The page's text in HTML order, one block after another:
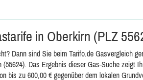
in Oberkirn (PLZ
Dann sind Sie beim Tarifo.de Gasvergleich
Das Ergebnis dieser Gas-Suche zeigt
bis zu 600,00 € gegenüber dem lokalen